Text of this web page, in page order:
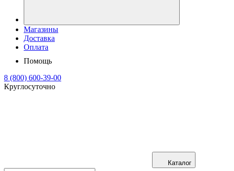
Магазины
Доставка
Оплата
Помощь
8 (800) 600-39-00
Круглосуточно
Каталог